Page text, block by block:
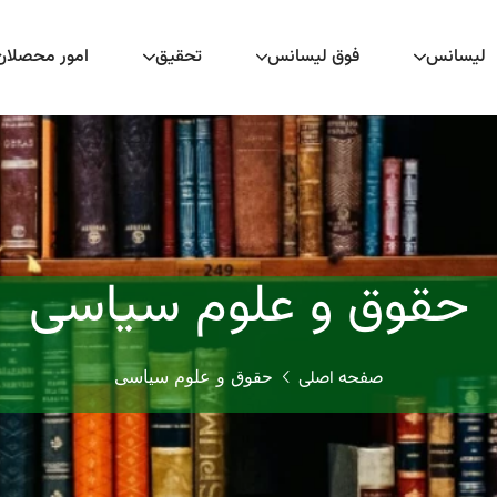
لیسانس فوق لیسانس تحقیق امور
حقوق و علوم سیاسی
صفحه اصلی حقوق و علوم سیاسی